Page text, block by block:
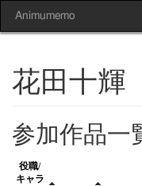
Animumemo
花田十輝
参加作品一
役職/
キャラ